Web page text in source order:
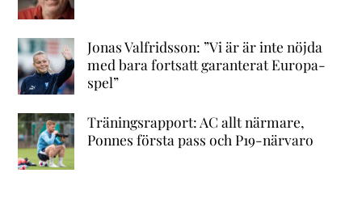
Jonas Valfridsson: ”Vi är är inte nöjda
med bara fortsatt garanterat Europa-
spel”
Träningsrapport: AC allt närmare,
Ponnes första pass och P19-närvaro